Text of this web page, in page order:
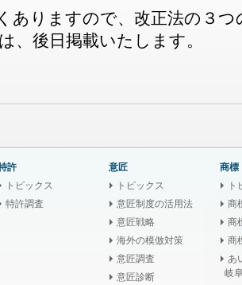
ありますので、改正法の３
、後日掲載いたします。
許
トピックス
特許調査
意匠
トピックス
意匠制度の活用法
意匠戦略
海外の模倣対策
意匠調査
意匠診断
商標
ト
商
商
商
あ
岐